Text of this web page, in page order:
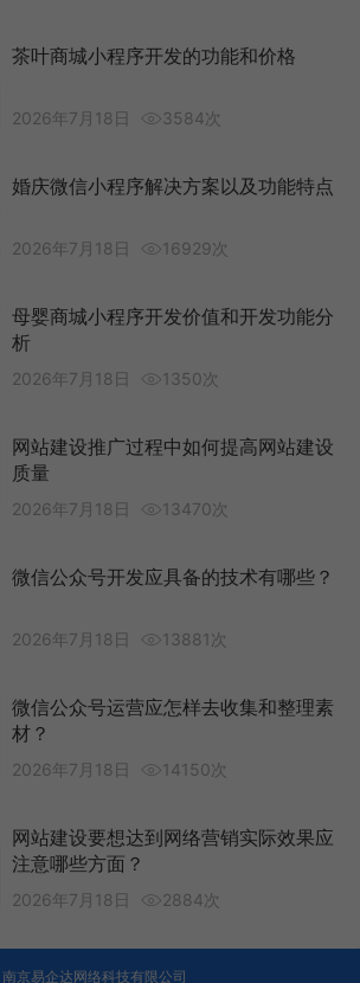
茶叶商城小程序开发的功能和价格
2026年7月18日 3584次
婚庆微信小程序解决方案以及功能特点
2026年7月18日 16929次
母婴商城小程序开发价值和开发功能分
析
2026年7月18日 1350次
网站建设推广过程中如何提高网站建设
质量
2026年7月18日 13470次
微信公众号开发应具备的技术有哪些？
2026年7月18日 13881次
微信公众号运营应怎样去收集和整理素
材？
2026年7月18日 14150次
网站建设要想达到网络营销实际效果应
注意哪些方面？
2026年7月18日 2884次
南京易企达网络科技有限公司